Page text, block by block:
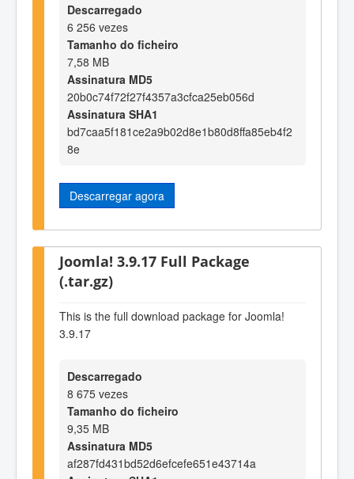
Descarregado
6 256 vezes
Tamanho do ficheiro
7,58 MB
Assinatura MD5
20b0c74f72f27f4357a3cfca25eb056d
Assinatura SHA1
bd7caa5f181ce2a9b02d8e1b80d8ffa85eb4f2
8e
Descarregar agora
Joomla! 3.9.17 Full Package
(.tar.gz)
This is the full download package for Joomla!
3.9.17
Descarregado
8 675 vezes
Tamanho do ficheiro
9,35 MB
Assinatura MD5
af287fd431bd52d6efcefe651e43714a